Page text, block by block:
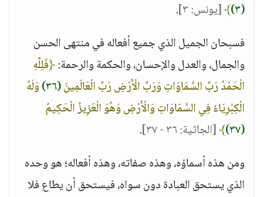
(٣) ﴾[يونس: ٣]
.
فسبحان الجميل الذي جميع أفعاله في منتهى الحسن
والجمال، والعدل والإحسان، والحكمة والرحمة:﴿فَلِلَّهِ
الْحَمْدُ رَبِّ السَّمَاوَاتِ وَرَبِّ الْأَرْضِ رَبِّ الْعَالَمِينَ(٣٦)
وَلَهُ
الْكِبْرِيَاءُ فِي السَّمَاوَاتِ وَالْأَرْضِ وَهُوَ الْعَزِيزُ الْحَكِيمُ
(٣٧)
﴾[الجاثية: ٣٦ - ٣٧]
.
ومن هذه أسماؤه، وهذه صفاته، وهذه أفعاله؛ هو وحده
الذي يستحق العبادة دون سواه، فيستحق أن يطاع فلا